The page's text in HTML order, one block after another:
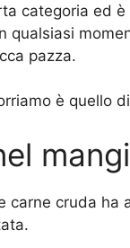
categoria ed è
qualsiasi
pazza.
è quello
carne cruda ha